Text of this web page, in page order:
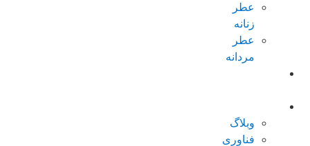
عطر
زنانه
عطر
مردانه
وبلاگ
فناوری